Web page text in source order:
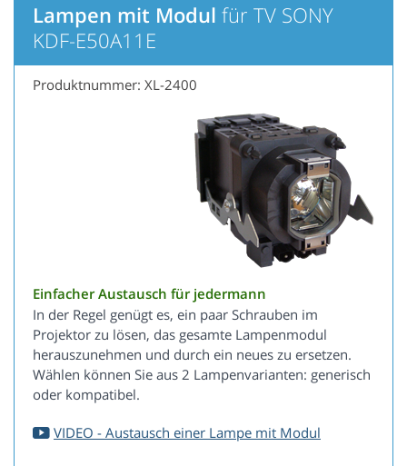
Lampen mit Modul für TV SONY
KDF-E50A11E
Produktnummer: XL-2400
Einfacher Austausch für jedermann
In der Regel genügt es, ein paar Schrauben im
Projektor zu lösen, das gesamte Lampenmodul
herauszunehmen und durch ein neues zu ersetzen.
Wählen können Sie aus 2 Lampenvarianten: generisch
oder kompatibel.
VIDEO - Austausch einer Lampe mit Modul